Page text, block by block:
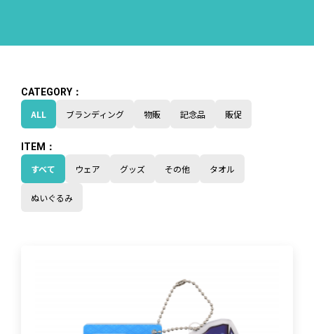
ALL ブランディング 物販 記念品 販促
すべて ウェア グッズ その他 タオル
ぬいぐるみ